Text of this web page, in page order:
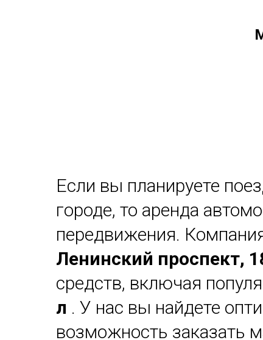
Если вы планируете
городе, то аренда
передвижения.
Ленинский проспект,
средств, включая
л . У нас вы найдете
возможность заказать